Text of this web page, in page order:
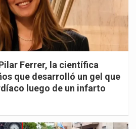
Ferrer, la científica
que desarrolló un gel que
luego de un infarto